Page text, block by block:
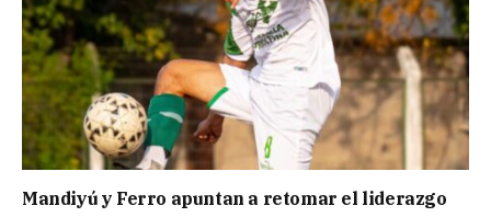
Mandiyú y Ferro apuntan a retomar el liderazgo